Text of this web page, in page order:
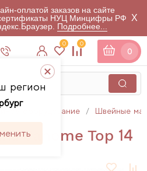
оплатой заказов на сайте
сертификаты НУЦ Минцифры РФ
Подробнее...
X
регион
0 0
0
оборудование Швейные
Janome Top 14